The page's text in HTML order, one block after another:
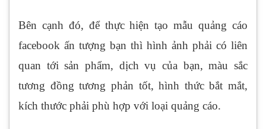
Bên cạnh đó, để thực hiện tạo mẫu quảng cáo
facebook ấn tượng bạn thì hình ảnh phải có liên
quan tới sản phẩm, dịch vụ của bạn, màu sắc
tương đồng tương phản tốt, hình thức bắt mắt,
kích thước phải phù hợp với loại quảng cáo.